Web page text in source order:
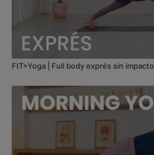
FIT+Yoga | Full body exprés sin impacto